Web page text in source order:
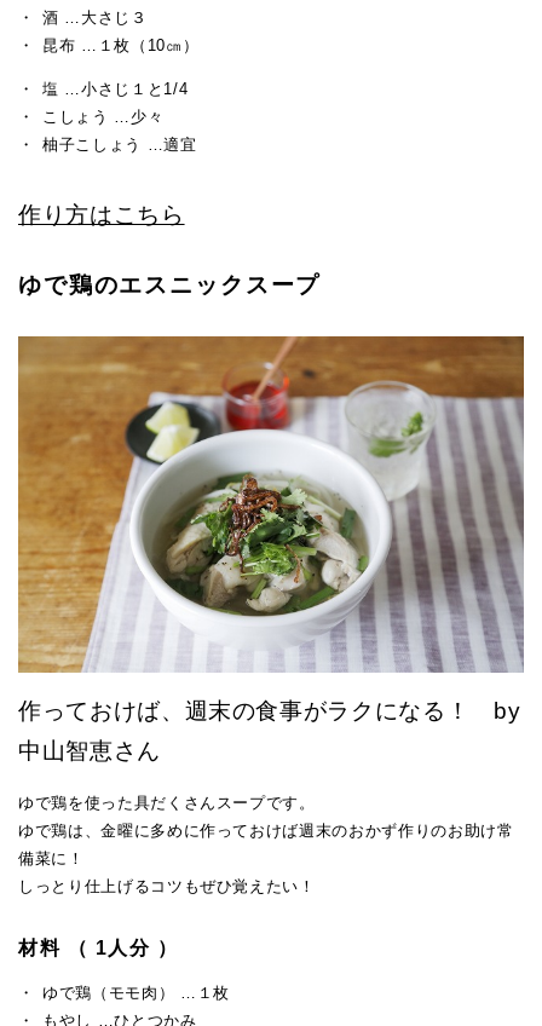
酒 …大さじ３
昆布 …１枚（10㎝）
塩 …小さじ１と1/4
こしょう …少々
柚子こしょう …適宜
作り方はこちら
ゆで鶏のエスニックスープ
作っておけば、週末の食事がラクになる！ by
中山智恵さん
ゆで鶏を使った具だくさんスープです。
ゆで鶏は、金曜に多めに作っておけば週末のおかず作りのお助け常
備菜に！
しっとり仕上げるコツもぜひ覚えたい！
材料 （ 1人分 ）
ゆで鶏（モモ肉） …１枚
もやし …ひとつかみ